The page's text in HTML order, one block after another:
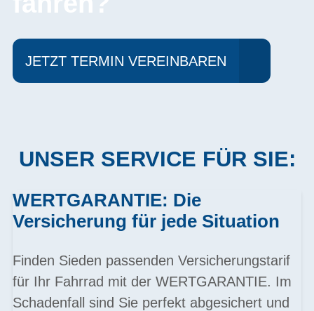
JETZT TERMIN VEREINBAREN
UNSER SERVICE FÜR SIE:
WERTGARANTIE: Die
Versicherung für jede Situation
Finden Sieden passenden Versicherungstarif
für Ihr Fahrrad mit der WERTGARANTIE. Im
Schadenfall sind Sie perfekt abgesichert und